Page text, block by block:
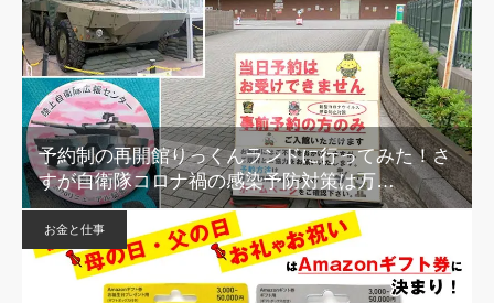
予約制の再開館りっくんランドに行ってみた！さ
すが自衛隊コロナ禍の感染予防対策は万…
お金と仕事